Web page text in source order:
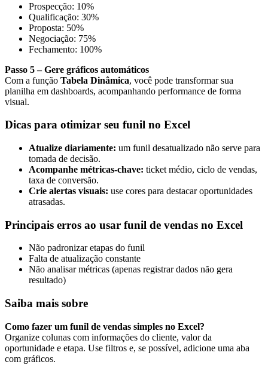
Prospecção: 10%
Qualificação: 30%
Proposta: 50%
Negociação: 75%
Fechamento: 100%
Passo 5 – Gere gráficos automáticos
Com a função Tabela Dinâmica, você pode transformar sua
planilha em dashboards, acompanhando performance de forma
visual.
Dicas para otimizar seu funil no Excel
Atualize diariamente: um funil desatualizado não serve para
tomada de decisão.
Acompanhe métricas-chave: ticket médio, ciclo de vendas,
taxa de conversão.
Crie alertas visuais: use cores para destacar oportunidades
atrasadas.
Principais erros ao usar funil de vendas no Excel
Não padronizar etapas do funil
Falta de atualização constante
Não analisar métricas (apenas registrar dados não gera
resultado)
Saiba mais sobre
Como fazer um funil de vendas simples no Excel?
Organize colunas com informações do cliente, valor da
oportunidade e etapa. Use filtros e, se possível, adicione uma aba
com gráficos.